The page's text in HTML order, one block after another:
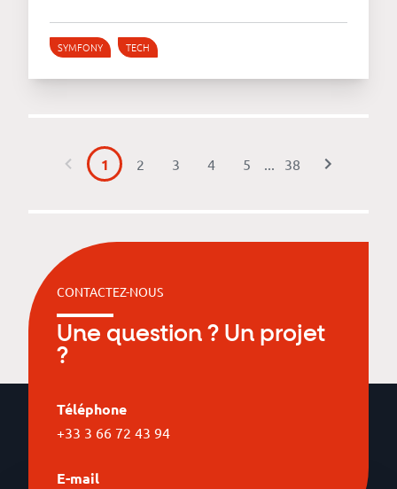
SYMFONY TECH
1 2 3 4 5 38
CONTACTEZ-NOUS
Une question ? Un projet
?
Téléphone
+33 3 66 72 43 94
E-mail